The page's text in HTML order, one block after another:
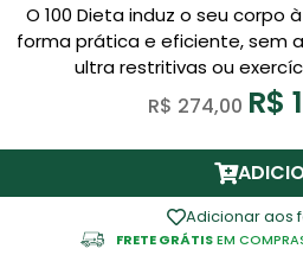
O 100 Dieta induz o seu corpo
forma prática e eficiente, sem
ultra restritivas ou
R$ 274,00 R$
Adicionar aos
FRETE GRÁTISEM